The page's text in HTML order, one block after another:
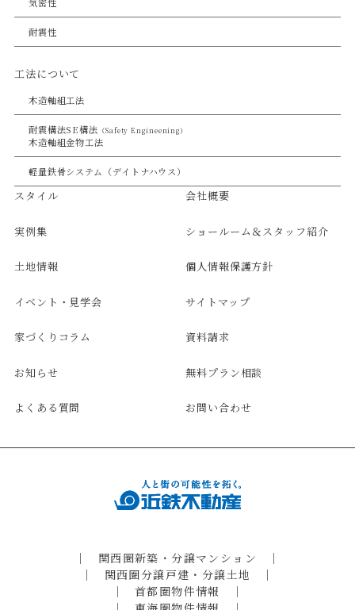
耐震性
工法について
木造軸組工法
耐震構法SE構法 （Safety Engineening）
木造軸組金物工法
軽量鉄骨システム（デイトナハウス）
スタイル
実例集
土地情報
イベント・見学会
家づくりコラム
お知らせ
よくある質問
会社概要
ショールーム＆スタッフ紹介
個人情報保護方針
サイトマップ
資料請求
無料プラン相談
お問い合わせ
関西圏新築・分譲マンション
関西圏分譲戸建・分譲土地
首都圏物件情報